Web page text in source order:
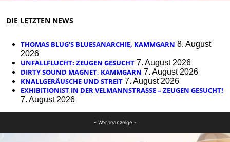
DIE LETZTEN NEWS
THOMAS BLUG’S BLUESANARCHIE, KAMMGARN 8. August
2026
UNFALLFLUCHT: ZEUGEN GESUCHT 7. August 2026
DIRTY SOUND MAGNET, KAMMGARN 7. August 2026
KNALLGERÄUSCHE UND STREIT 7. August 2026
EXHIBITIONIST IN DER VELMANNSTRASSE – ZEUGEN GESUCHT!
7. August 2026
- Werbeanzeige -